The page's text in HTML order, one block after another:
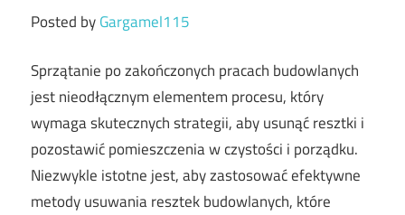
Posted byGargamel115
Sprzątanie po zakończonych pracach budowlanych
jest nieodłącznym elementem procesu, który
wymaga skutecznych strategii, aby usunąć resztki i
pozostawić pomieszczenia w czystości i porządku.
Niezwykle istotne jest, aby zastosować efektywne
metody usuwania resztek budowlanych, które